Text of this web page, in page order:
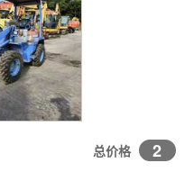
总价格 2